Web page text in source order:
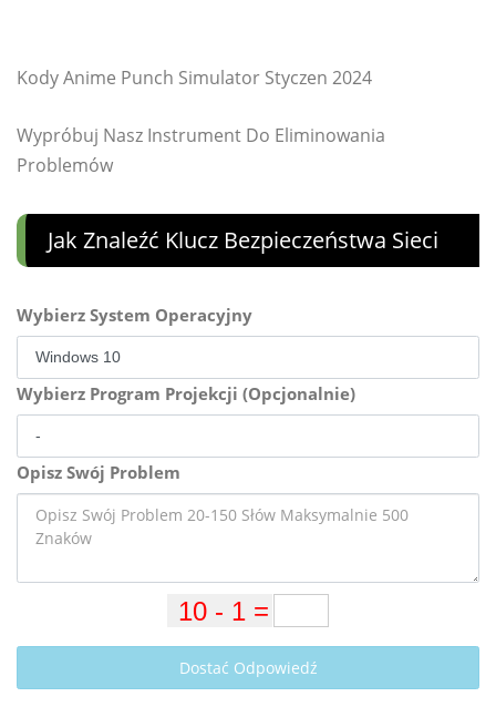
Kody Anime Punch Simulator Styczen 2024
Wypróbuj Nasz Instrument Do Eliminowania
Problemów
Jak Znaleźć Klucz Bezpieczeństwa Sieci
Wybierz System Operacyjny
Wybierz Program Projekcji (Opcjonalnie)
Opisz Swój Problem
Dostać Odpowiedź